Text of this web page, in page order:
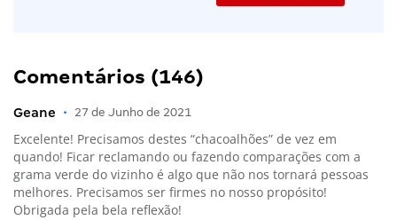
Comentários (146)
Geane • 27 de Junho de 2021
Excelente! Precisamos destes “chacoalhões” de vez em
quando! Ficar reclamando ou fazendo comparações com a
grama verde do vizinho é algo que não nos tornará pessoas
melhores. Precisamos ser firmes no nosso propósito!
Obrigada pela bela reflexão!